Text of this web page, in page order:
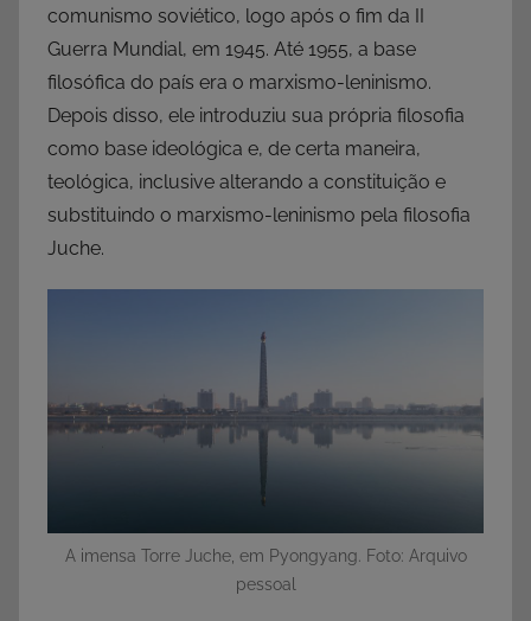
comunismo soviético, logo após o fim da II
Guerra Mundial, em 1945. Até 1955, a base
filosófica do país era o marxismo-leninismo.
Depois disso, ele introduziu sua própria filosofia
como base ideológica e, de certa maneira,
teológica, inclusive alterando a constituição e
substituindo o marxismo-leninismo pela filosofia
Juche.
A imensa Torre Juche, em Pyongyang. Foto: Arquivo
pessoal